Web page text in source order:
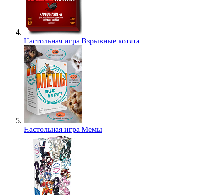
Настольная игра Взрывные котята
Настольная игра Мемы